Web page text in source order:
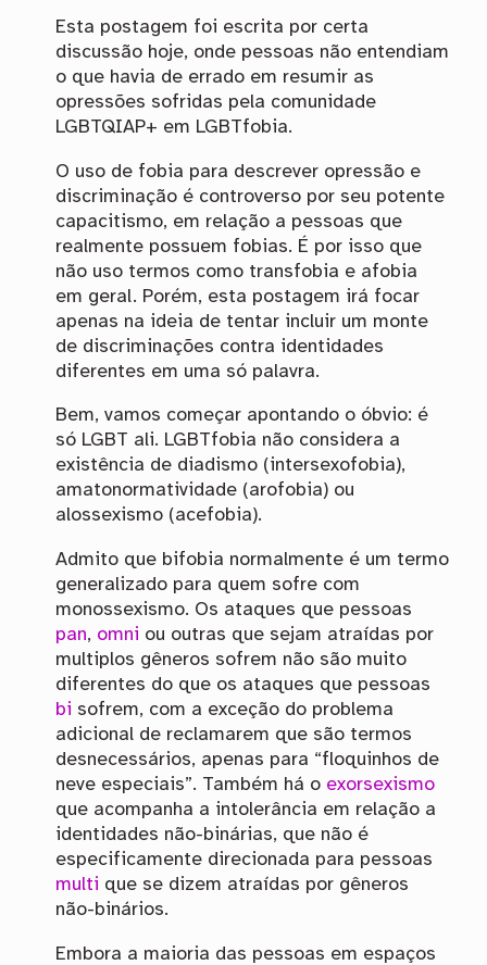
Esta postagem foi escrita por certa
discussão hoje, onde pessoas não entendiam
o que havia de errado em resumir as
opressões sofridas pela comunidade
LGBTQIAP+ em LGBTfobia.
O uso de fobia para descrever opressão e
discriminação é controverso por seu potente
capacitismo, em relação a pessoas que
realmente possuem fobias. É por isso que
não uso termos como transfobia e afobia
em geral. Porém, esta postagem irá focar
apenas na ideia de tentar incluir um monte
de discriminações contra identidades
diferentes em uma só palavra.
Bem, vamos começar apontando o óbvio: é
só LGBT ali. LGBTfobia não considera a
existência de diadismo (intersexofobia),
amatonormatividade (arofobia) ou
alossexismo (acefobia).
Admito que bifobia normalmente é um termo
generalizado para quem sofre com
monossexismo. Os ataques que pessoas
pan, omni ou outras que sejam atraídas por
multiplos gêneros sofrem não são muito
diferentes do que os ataques que pessoas
bi sofrem, com a exceção do problema
adicional de reclamarem que são termos
desnecessários, apenas para “floquinhos de
neve especiais”. Também há o exorsexismo
que acompanha a intolerância em relação a
identidades não-binárias, que não é
especificamente direcionada para pessoas
multi que se dizem atraídas por gêneros
não-binários.
Embora a maioria das pessoas em espaços